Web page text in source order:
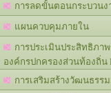
การลดขั้นตอนกระบวนง
แผนควบคุมภายใน
การประเมินประสิทธิภา
องค์กรปกครองส่วนท้องถิ่น
การเสริมสร้างวัฒนธรร